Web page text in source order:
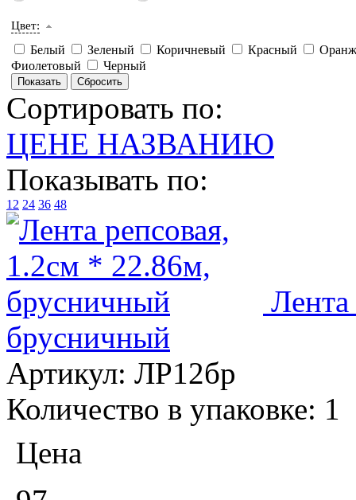
Цвет:
Белый Зеленый Коричневый Красный
Фиолетовый
Черный
Сортировать по:
ЦЕНЕ НАЗВАНИЮ
Показывать по:
12 24 36 48
брусничный
Артикул: ЛР12бр
Количество в упаковке: 1
Цена